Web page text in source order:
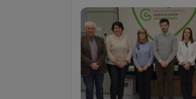
El Grupo Popular de la